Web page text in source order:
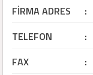
FİRMA ADRES :
TELEFON :
FAX :